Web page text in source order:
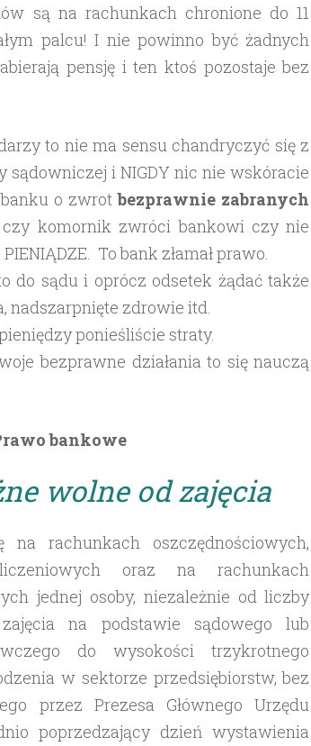
są na rachunkach chronione do 11
palcu! I nie powinno być żadnych
pensję i ten ktoś pozostaje bez
to nie ma sensu chandryczyć się z
i NIGDY nic nie wskóracie
o zwrotbezprawnie zabranych
komornik zwróci bankowi czy nie
To bank złamał prawo.
do sądu i oprócz odsetek żądać także
nadszarpnięte zdrowie itd.
ponieśliście straty.
bezprawne działania to się nauczą
bankowe
wolne od zajęcia
rachunkach oszczędnościowych,
oraz na rachunkach
jednej osoby, niezależnie od liczby
na podstawie sądowego lub
do wysokości trzykrotnego
w sektorze przedsiębiorstw, bez
przez Prezesa Głównego Urzędu
poprzedzający dzień wystawienia